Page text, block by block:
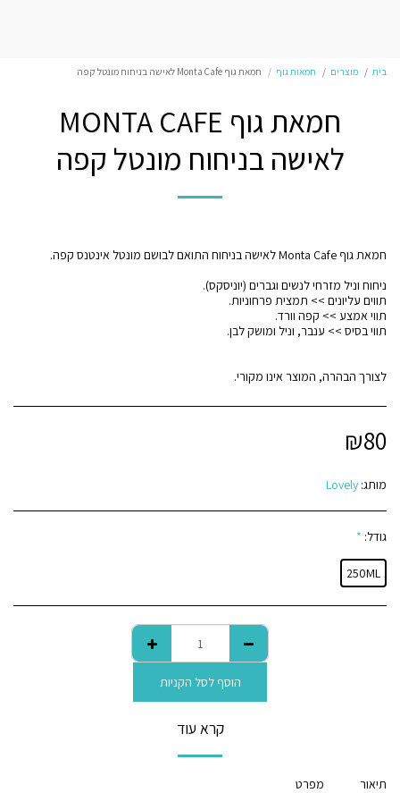
בית מוצרים חמאות גוף חמאת גוף Monta Cafe לאישה בניחוח מונטל קפה
חמאת גוף MONTA CAFE
לאישה בניחוח מונטל קפה
לצורך הבהרה, המוצר אינו מקורי.
₪80
מותג: Lovely
גודל: *
250ML
הוסף לסל הקניות
קרא עוד
תיאור מפרט